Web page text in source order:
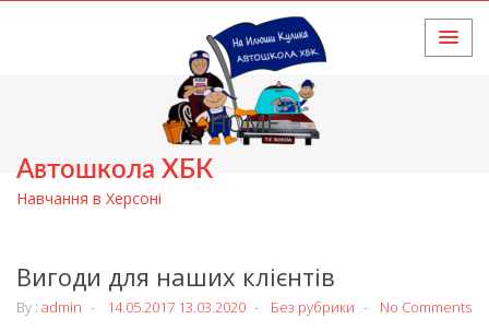
Автошкола ХБК
Навчання в Херсоні
HOME
Вигоди для наших клієнтів
By : admin 14.05.2017 13.03.2020 Без рубрики No Comments